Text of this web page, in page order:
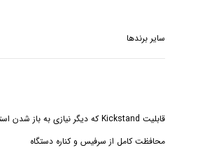
سایر برندها
محافظت کامل از سرفیس و کناره دستگاه